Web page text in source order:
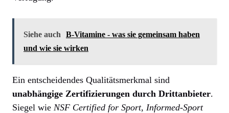
Siehe auch
B-Vitamine - was sie gemeinsam haben
und wie sie wirken
Ein entscheidendes Qualitätsmerkmal sind
unabhängige Zertifizierungen durch Drittanbieter.
Siegel wie NSF Certified for Sport, Informed-Sport